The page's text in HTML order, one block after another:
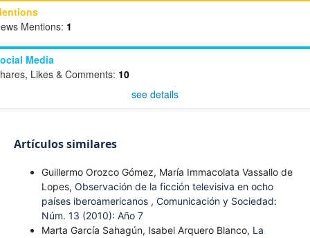
Mentions: 1
Media
Likes & Comments: 10
see details
Artículos similares
Guillermo Orozco Gómez, María Immacolata Vassallo de
Lopes, Observación de la ficción televisiva en ocho
países iberoamericanos , Comunicación y Sociedad:
Núm. 13 (2010): Año 7
Marta García Sahagún, Isabel Arquero Blanco, La